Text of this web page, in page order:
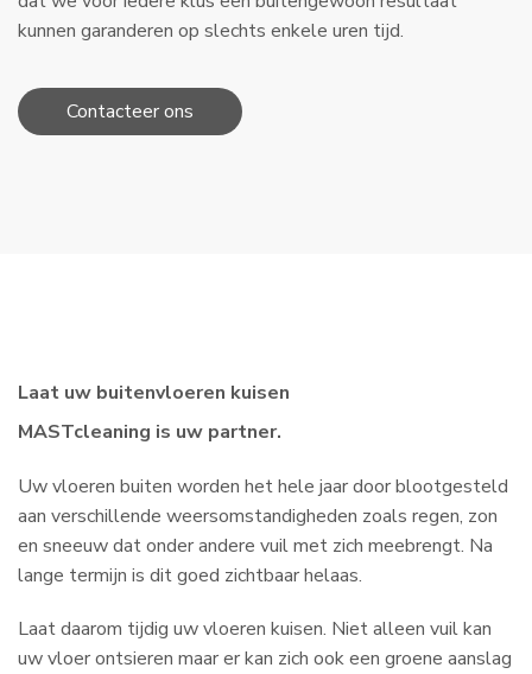
kunnen garanderen op slechts enkele uren tijd.
Contacteer ons
Laat uw buitenvloeren kuisen
MASTcleaning is uw partner.
Uw vloeren buiten worden het hele jaar door blootgesteld
aan verschillende weersomstandigheden zoals regen, zon
en sneeuw dat onder andere vuil met zich meebrengt. Na
lange termijn is dit goed zichtbaar helaas.
Laat daarom tijdig uw vloeren kuisen. Niet alleen vuil kan
uw vloer ontsieren maar er kan zich ook een groene aanslag